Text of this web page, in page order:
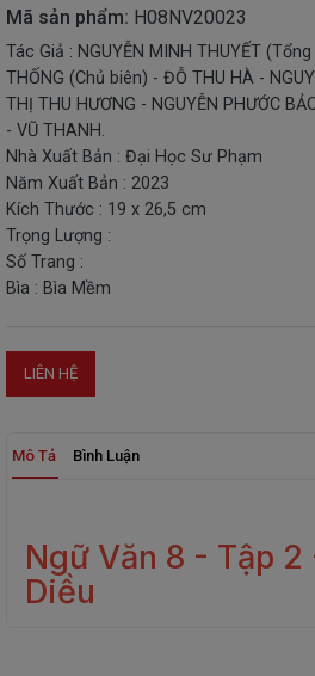
TẶNG
ĐỒ
CHƠI
THIẾT
BỊ
STEM
Mã sản phẩm: H08NV20023
Tác Giả : NGUYỄN MINH THUYẾT
THỐNG (Chủ biên) - ĐỖ THU HÀ -
THỊ THU HƯƠNG - NGUYỄN PHƯỚC
- VŨ THANH.
Nhà Xuất Bản : Đại Học Sư Phạm
Năm Xuất Bản : 2023
Kích Thước : 19 x 26,5 cm
Trọng Lượng :
Số Trang :
Bìa : Bìa Mềm
LIÊN HỆ
Mô Tả Bình Luận
Ngữ Văn 8 - Tập 2
Diều